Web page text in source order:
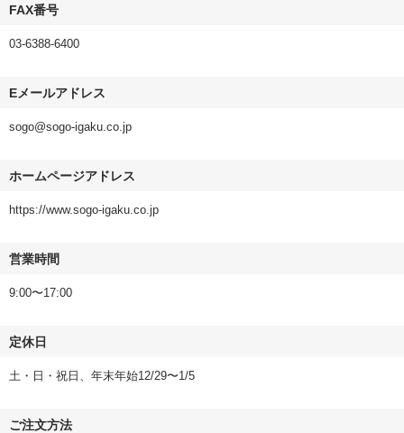
FAX番号
03-6388-6400
Eメールアドレス
sogo@sogo-igaku.co.jp
ホームページアドレス
https://www.sogo-igaku.co.jp
営業時間
9:00〜17:00
定休日
土・日・祝日、年末年始12/29〜1/5
ご注文方法